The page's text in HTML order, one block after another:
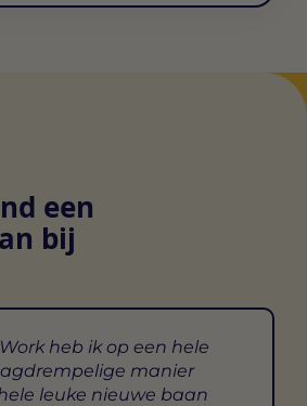
te verzamelen en te rapporteren.
gebruikt om bezoekers op
en daardoor waardevoller voor
een
bij
heb ik op een hele
manier
leuke nieuwe baan